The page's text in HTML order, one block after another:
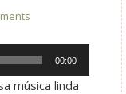
00:00
música linda